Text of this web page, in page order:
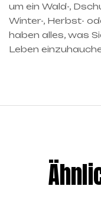
um ein Wald-,
Winter-, Herbst-
haben alles, was
Leben